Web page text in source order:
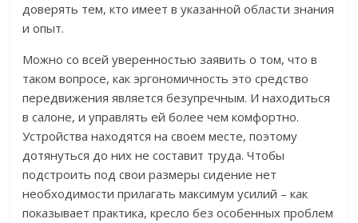
доверять тем, кто имеет в указанной области знания
и опыт.
Можно со всей уверенностью заявить о том, что в
таком вопросе, как эргономичность это средство
передвижения является безупречным. И находиться
в салоне, и управлять ей более чем комфортно.
Устройства находятся на своем месте, поэтому
дотянуться до них не составит труда. Чтобы
подстроить под свои размеры сидение нет
необходимости прилагать максимум усилий – как
показывает практика, кресло без особенных проблем